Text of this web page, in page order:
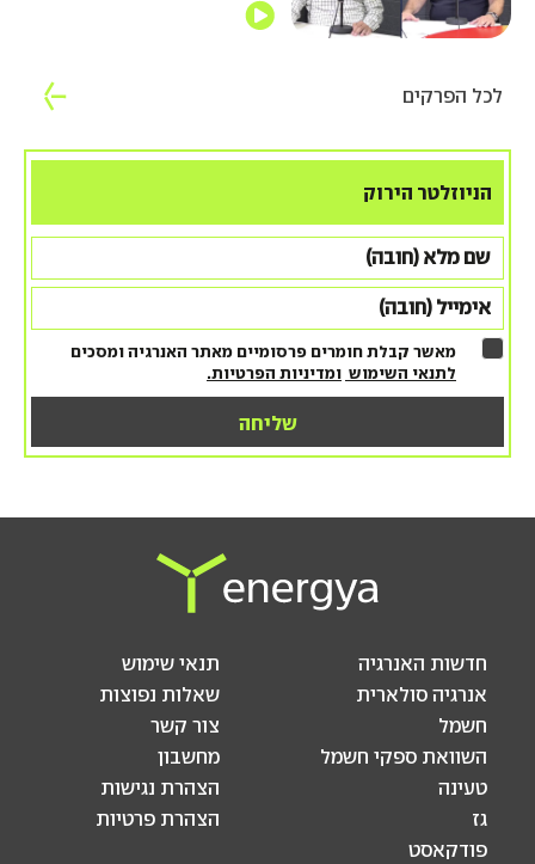
לכל הפרקים
הניוזלטר הירוק
מאשר קבלת חומרים פרסומיים מאתר האנרגיה ומסכים
לתנאי השימוש ומדיניות הפרטיות.
חדשות האנרגיה
אנרגיה סולארית
חשמל
השוואת ספקי חשמל
טעינה
גז
פודקאסט
תנאי שימוש
שאלות נפוצות
צור קשר
מחשבון
הצהרת נגישות
הצהרת פרטיות